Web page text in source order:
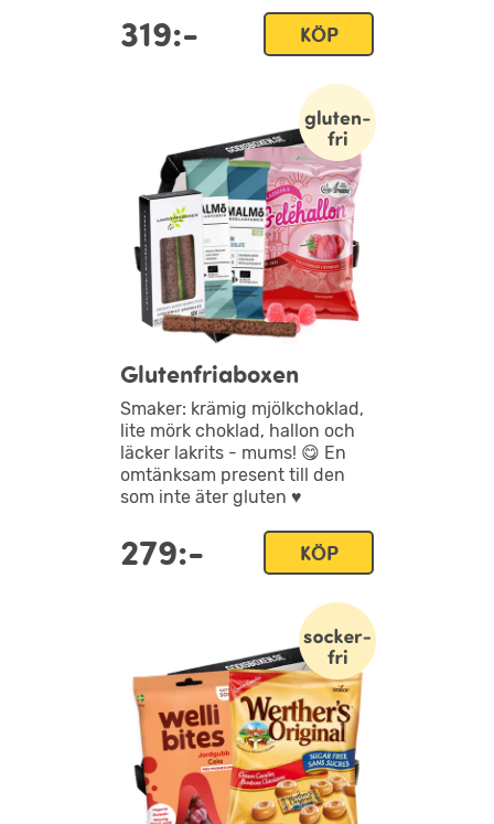
319:- KÖP
Glutenfriaboxen
Smaker: krämig mjölkchoklad,
lite mörk choklad, hallon och
läcker lakrits - mums! 😋 En
omtänksam present till den
som inte äter gluten ♥
279:- KÖP